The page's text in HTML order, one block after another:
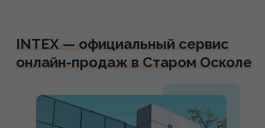
INTEX — официальный сервис
онлайн-продаж в Старом Осколе